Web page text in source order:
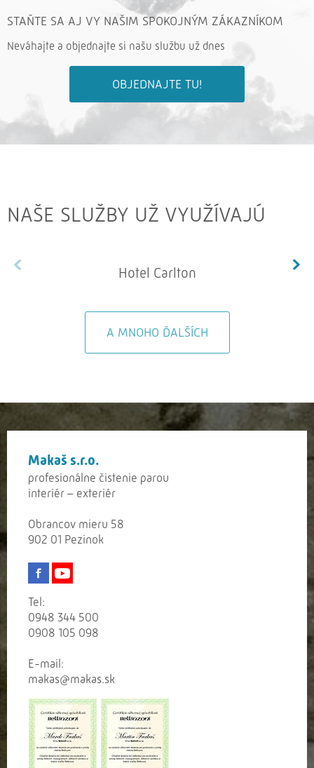
STAŇTE SA AJ VY NAŠIM SPOKOJNÝM ZÁKAZNÍKOM
Neváhajte a objednajte si našu službu už dnes
OBJEDNAJTE TU!
NAŠE SLUŽBY UŽ VYUŽÍVAJÚ
Hotel Carlton
A MNOHO ĎALŠÍCH
Makaš s.r.o.
profesionálne čistenie parou
interiér – exteriér
Obrancov mieru 58
902 01 Pezinok
Tel:
0948 344 500
0908 105 098
E-mail:
makas@makas.sk